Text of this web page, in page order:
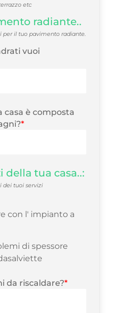
etc
radiante..
per il tuo pavimento radiante.
vuoi
casa è composta
*
della tua casa..:
dei tuoi servizi
con l' impianto a
di spessore
da riscaldare?*